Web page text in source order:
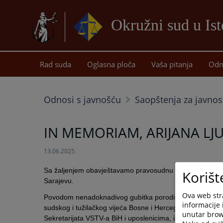
Okružni sud u
Rad suda Oglasna ploča Vaša pitanja
Odnosi s javnošću Saopštenja za
IN MEMORIAM, ARIJANA
13.06.2025.
Sa žaljenjem obavještavamo pravosudnu zajednicu da
Sarajevu.
Povodom nenadoknadivog gubitka porodici i svim
sudskog i tužilačkog vijeća Bosne i Hercegovine Sanin
Sekretarijata VSTV-a BiH i uposlenicima, izražavaju
Ova web
informacije
unutar